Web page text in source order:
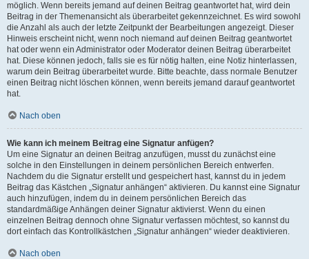
möglich. Wenn bereits jemand auf deinen Beitrag geantwortet hat, wird dein
Beitrag in der Themenansicht als überarbeitet gekennzeichnet. Es wird sowohl
die Anzahl als auch der letzte Zeitpunkt der Bearbeitungen angezeigt. Dieser
Hinweis erscheint nicht, wenn noch niemand auf deinen Beitrag geantwortet
hat oder wenn ein Administrator oder Moderator deinen Beitrag überarbeitet
hat. Diese können jedoch, falls sie es für nötig halten, eine Notiz hinterlassen,
warum dein Beitrag überarbeitet wurde. Bitte beachte, dass normale Benutzer
einen Beitrag nicht löschen können, wenn bereits jemand darauf geantwortet
hat.
Nach oben
Wie kann ich meinem Beitrag eine Signatur anfügen?
Um eine Signatur an deinen Beitrag anzufügen, musst du zunächst eine
solche in den Einstellungen in deinem persönlichen Bereich entwerfen.
Nachdem du die Signatur erstellt und gespeichert hast, kannst du in jedem
Beitrag das Kästchen „Signatur anhängen“ aktivieren. Du kannst eine Signatur
auch hinzufügen, indem du in deinem persönlichen Bereich das
standardmäßige Anhängen deiner Signatur aktivierst. Wenn du einen
einzelnen Beitrag dennoch ohne Signatur verfassen möchtest, so kannst du
dort einfach das Kontrollkästchen „Signatur anhängen“ wieder deaktivieren.
Nach oben